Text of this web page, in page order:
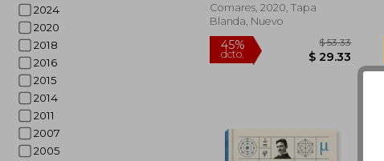
2024
2020
2018
2016
2015
2014
2011
2007
2005
Comares, 2020, Tapa
Blanda, Nuevo